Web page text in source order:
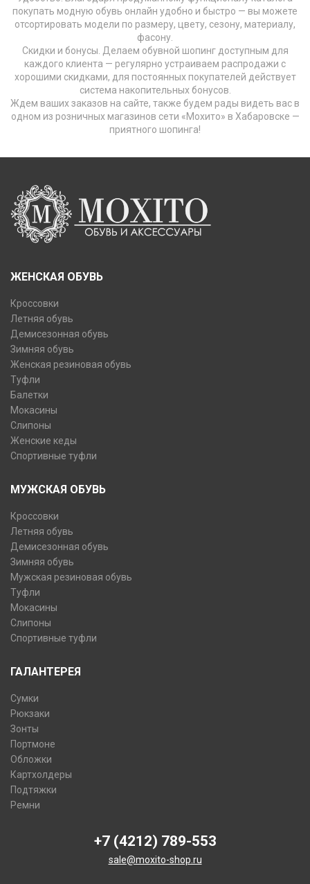
покупать модную обувь онлайн удобно и быстро — вы можете
отсортировать модели по размеру, цвету, сезону, материалу,
фасону.
Скидки и бонусы. Делаем обувной шопинг доступным для
каждого клиента — регулярно устраиваем распродажи с
хорошими скидками, для постоянных покупателей действует
система накопительных бонусов.
Ждем ваших заказов на сайте, также будем рады видеть вас в
одном из розничных магазинов сети «Мохито» в Хабаровске —
приятного шопинга!
ЖЕНСКАЯ ОБУВЬ
Кроссовки
Летняя обувь
Демисезонная обувь
Зимняя обувь
Женская резиновая обувь
Туфли
Балетки
Мокасины
Слипоны
Женские кеды
Спортивные туфли
МУЖСКАЯ ОБУВЬ
Кроссовки
Летняя обувь
Демисезонная обувь
Зимняя обувь
Мужская резиновая обувь
Туфли
Мокасины
Слипоны
Спортивные туфли
ГАЛАНТЕРЕЯ
Сумки
Рюкзаки
Зонты
Портмоне
Обложки
Картхолдеры
Подтяжки
Ремни
+7 (4212) 789-553
sale@moxito-shop.ru